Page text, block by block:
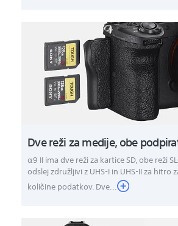
Dve reži za medije, obe
α9 II ima dve reži za kartice SD, obe reži
odslej združljivi z UHS-I in UHS-II za hitro
količine podatkov. Dve...